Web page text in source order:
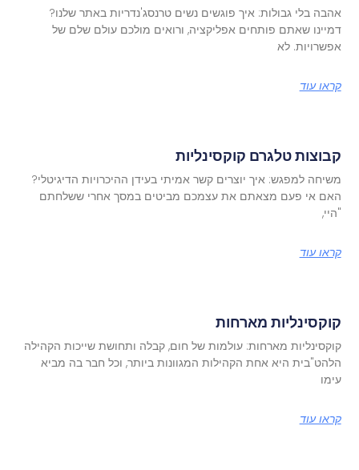
אהבה בלי גבולות: איך פוגשים נשים טרנסג'נדריות באתר שלנו?
דמיינו שאתם פותחים אפליקציה, ורואים מולכם עולם שלם של
אפשרויות. לא
קראו עוד
קבוצות טלגרם קוקסינליות
משיחה למפגש: איך יוצרים קשר אמיתי בעידן ההיכרויות הדיגיטלי?
האם אי פעם מצאתם את עצמכם מביטים במסך אחרי ששלחתם
"היי,
קראו עוד
קוקסינליות מארחות
קוקסינליות מארחות: עולמות של חום, קבלה ותחושת שייכות הקהילה
הלהט"בית היא אחת הקהילות המגוונות ביותר, וכל חבר בה מביא
עימו
קראו עוד